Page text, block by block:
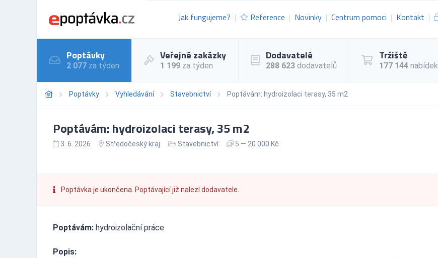
Jak fungujeme? Reference Novinky Centrum pomoci Kontakt
Poptávky
2 077 za týden
Veřejné zakázky
1 199 za týden
Dodavatelé
288 623 dodavatelů
Tržiště
177 144 nabídek
Poptávky Vyhledávání Stavebnictví Poptávám: hydroizolaci terasy, 35 m2
Poptávám: hydroizolaci terasy, 35 m2
3. 6. 2026 Středočeský kraj Stavebnictví 5 — 20 000 Kč
Poptávka je ukončena. Poptávající již nalezl dodavatele.
Poptávám: hydroizolační práce
Popis: